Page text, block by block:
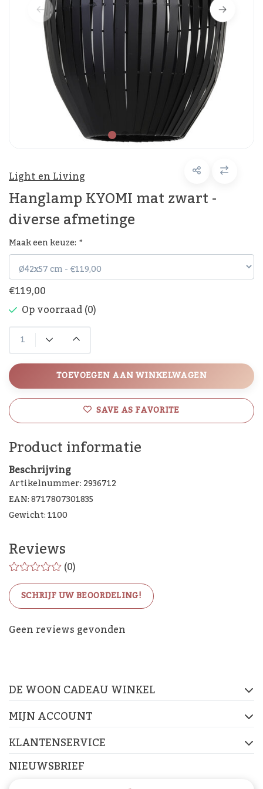
Light en Living
Hanglamp KYOMI mat zwart -
diverse afmetinge
Maak een keuze: *
€119,00
Op voorraad (0)
TOEVOEGEN AAN WINKELWAGEN
SAVE AS FAVORITE
Product informatie
Beschrijving
Artikelnummer: 2936712
EAN: 8717807301835
Gewicht: 1100
Reviews
(0)
SCHRIJF UW BEOORDELING!
Geen reviews gevonden
De Woon Cadeau Winkel
DE WOON CADEAU WINKEL
MIJN ACCOUNT
KLANTENSERVICE
NIEUWSBRIEF